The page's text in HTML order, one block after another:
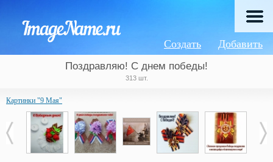
Добавить
Создать
Поздравляю! С днем победы!
313 шт.
Картинки "9 Мая"